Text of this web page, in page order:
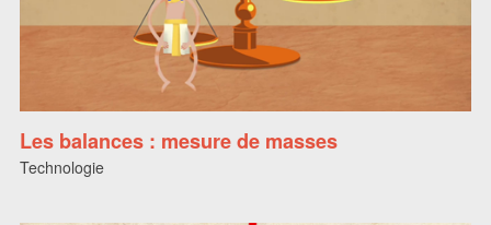
Les balances : mesure de masses
Technologie